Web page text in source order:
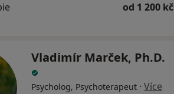
od 1 200 kč
Vladimír Marček, Ph.D.
Psycholog, Psychoterapeut · Více